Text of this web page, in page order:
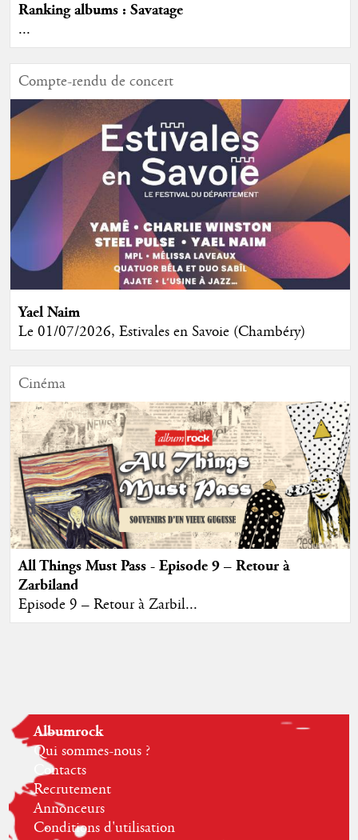
Ranking albums : Savatage
...
Compte-rendu de concert
Yael Naim
Le 01/07/2026, Estivales en Savoie (Chambéry)
Cinéma
All Things Must Pass - Episode 9 – Retour à
Zarbiland
Episode 9 – Retour à Zarbil...
Albumrock
Qui sommes-nous ?
Contacts
Recrutement
Annonceurs
Conditions d'utilisation